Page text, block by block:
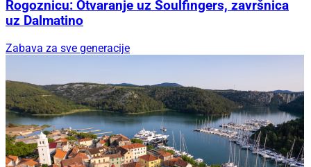
Rogoznicu: Otvaranje uz Soulfingers, završnica
uz Dalmatino
Zabava za sve generacije